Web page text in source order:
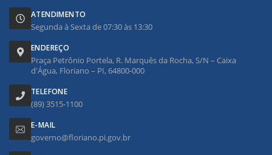
ATENDIMENTO
Segunda à Sexta de 07:30 às 13:30
ENDEREÇO
Praça Petrônio Portela, R. Marquês da Rocha, S/N – Caixa
d'Água, Floriano – PI, 64800-000
TELEFONE
(89) 3515-1100
E-MAIL
governo@floriano.pi.gov.br